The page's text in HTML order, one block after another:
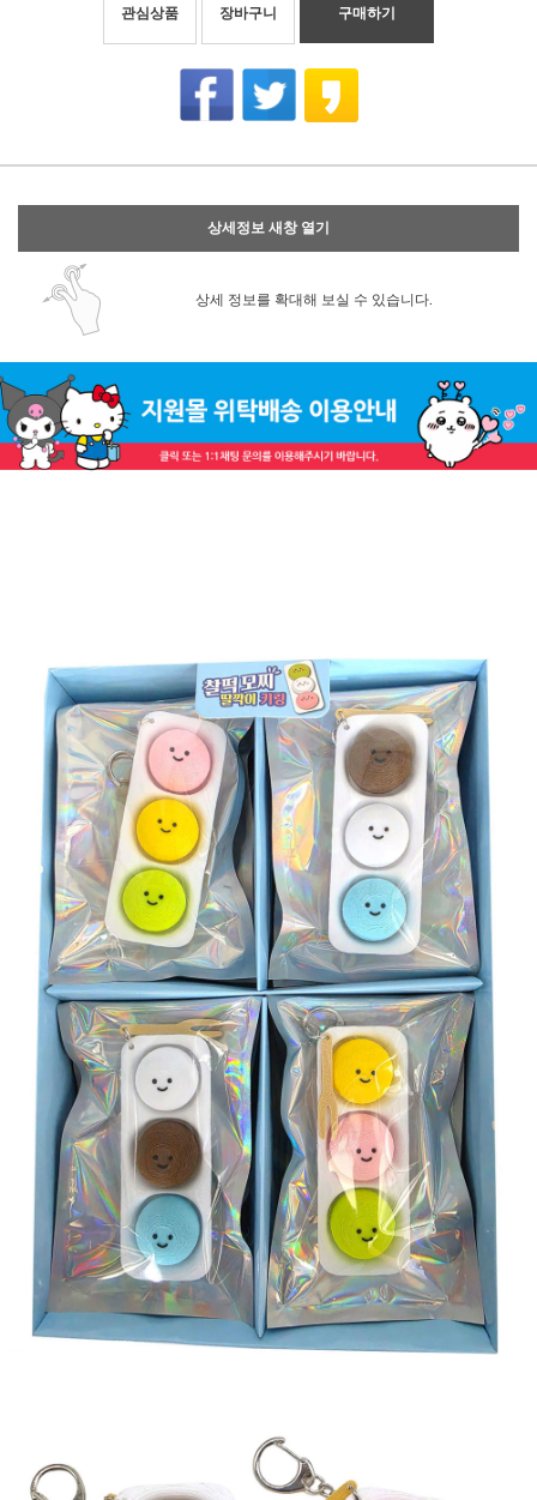
관심상품 장바구니 구매하기
상세정보 새창 열기
상세 정보를 확대해 보실 수 있습니다.